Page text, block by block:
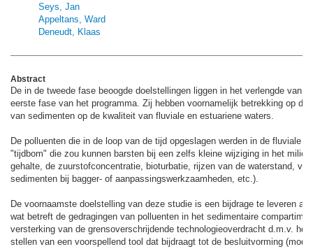
Seys, Jan
Appeltans, Ward
Deneudt, Klaas
Abstract
De in de tweede fase beoogde doelstellingen liggen in het verlengde van
eerste fase van het programma. Zij hebben voornamelijk betrekking op de
van sedimenten op de kwaliteit van fluviale en estuariene waters.
De polluenten die in de loop van de tijd opgeslagen werden in de fluviale
"tijdbom" die zou kunnen barsten bij een zelfs kleine wijziging in het
gehalte, de zuurstofconcentratie, bioturbatie, rijzen van de waterstand,
sedimenten bij bagger- of aanpassingswerkzaamheden, etc.).
De voornaamste doelstelling van deze studie is een bijdrage te leveren
wat betreft de gedragingen van polluenten in het sedimentaire
versterking van de grensoverschrijdende technologieoverdracht d.m.v. het
stellen van een voorspellend tool dat bijdraagt tot de besluitvorming